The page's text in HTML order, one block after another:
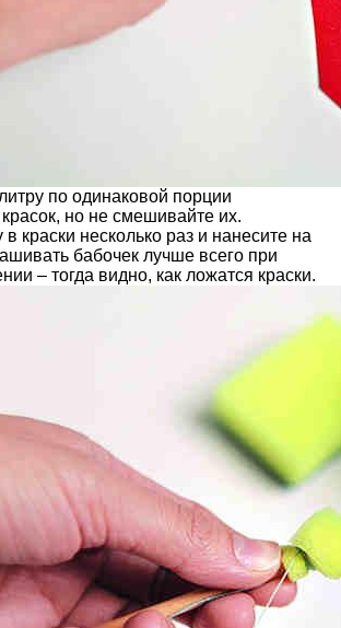
по одинаковой порции
но не смешивайте их.
краски несколько раз и нанесите на
бабочек лучше всего при
– тогда видно, как ложатся краски.